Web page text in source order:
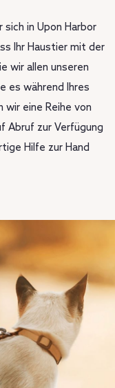
in Upon Harbor
Ihr Haustier mit der
wir allen unseren
es während Ihres
eine Reihe von
Abruf zur Verfügung
Hilfe zur Hand